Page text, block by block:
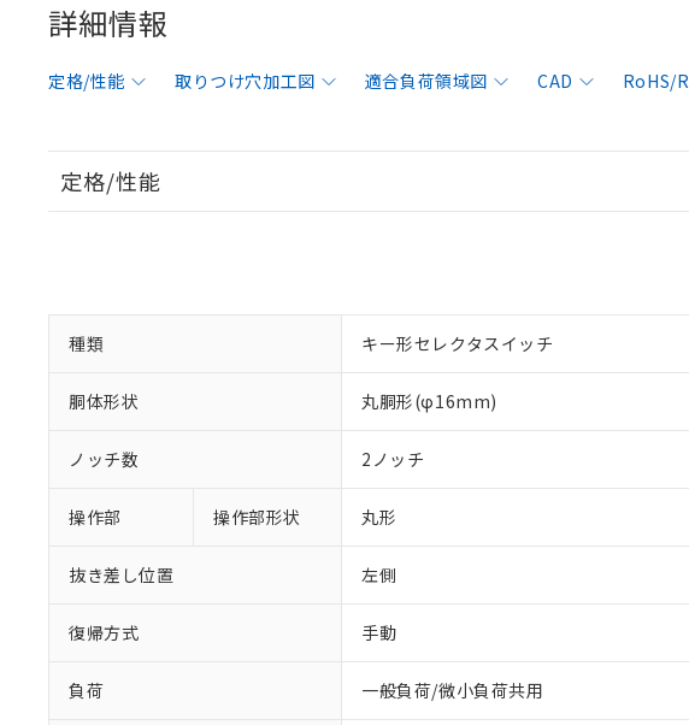
詳細情報
定格/性能 取りつけ穴加工図 適合負荷領域図 CAD RoHS/
定格/性能
種類 キー形セレクタスイッチ
胴体形状 丸胴形(φ16mm)
ノッチ数 2ノッチ
操作部 操作部形状 丸形
抜き差し位置 左側
復帰方式 手動
負荷 一般負荷/微小負荷共用